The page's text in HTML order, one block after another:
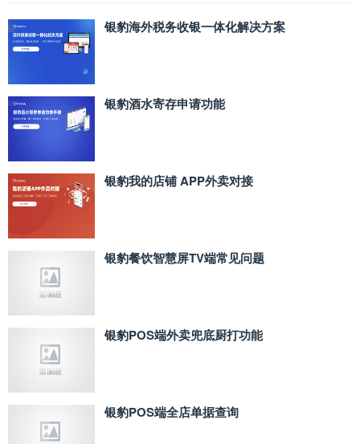
银豹海外税务收银一体化解决方案
银豹酒水寄存申请功能
银豹我的店铺 APP外卖对接
银豹餐饮智慧屏TV端常见问题
银豹POS端外卖兜底厨打功能
银豹POS端全店单据查询